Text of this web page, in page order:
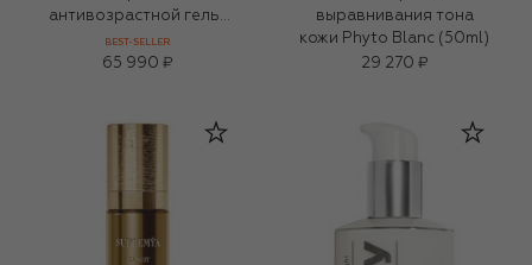
антивозрастной гель-
крем Sisleya для
комбинированной и
BEST-SELLER
65 990 ₽
выравнивания тона
кожи Phyto Blanc (50ml)
29 270 ₽